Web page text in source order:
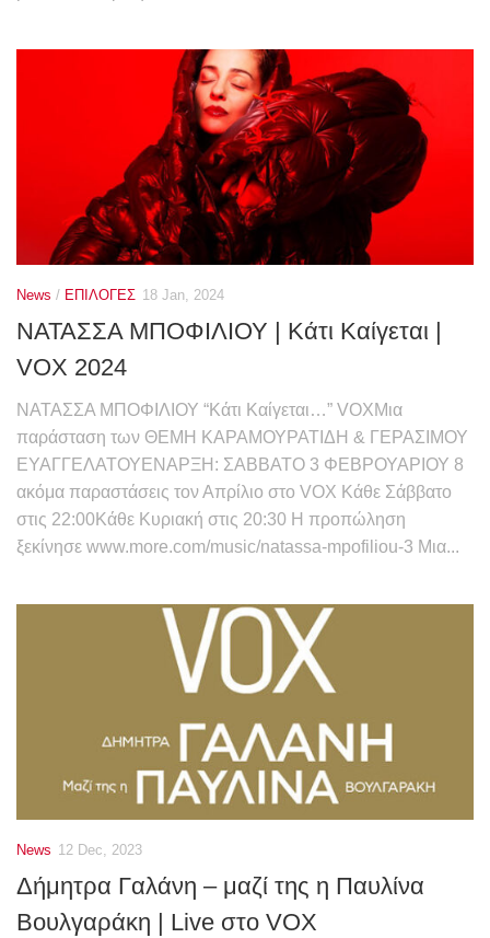
News / ΕΠΙΛΟΓΕΣ 18 Jan, 2024
ΝΑΤΑΣΣΑ ΜΠΟΦΙΛΙΟΥ | Κάτι Καίγεται |
VOX 2024
ΝΑΤΑΣΣΑ ΜΠΟΦΙΛΙΟΥ “Κάτι Καίγεται…” VOXΜια
παράσταση των ΘΕΜΗ ΚΑΡΑΜΟΥΡΑΤΙΔΗ & ΓΕΡΑΣΙΜΟΥ
ΕΥΑΓΓΕΛΑΤΟΥΕΝΑΡΞΗ: ΣΑΒΒΑΤΟ 3 ΦΕΒΡΟΥΑΡΙΟΥ 8
ακόμα παραστάσεις τον Απρίλιο στο VOX Κάθε Σάββατο
στις 22:00Κάθε Κυριακή στις 20:30 Η προπώληση
ξεκίνησε www.more.com/music/natassa-mpofiliou-3 Μια...
News 12 Dec, 2023
Δήμητρα Γαλάνη – μαζί της η Παυλίνα
Βουλγαράκη | Live στο VOX